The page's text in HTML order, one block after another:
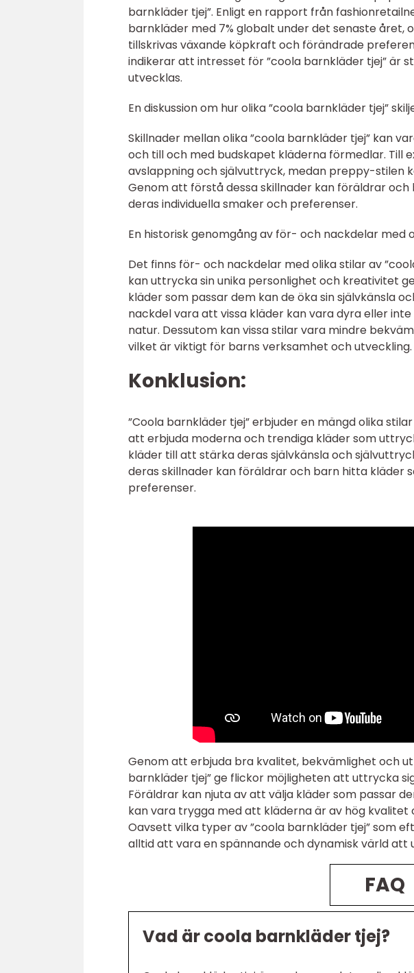
barnkläder tjej”. Enligt en rapport från
barnkläder med 7% globalt under det senaste året,
tillskrivas växande köpkraft och förändrade
indikerar att intresset för ”coola barnkläder tjej”
utvecklas.
En diskussion om hur olika ”coola barnkläder tjej”
Skillnader mellan olika ”coola barnkläder tjej” kan
och till och med budskapet kläderna förmedlar. Till
avslappning och självuttryck, medan preppy-stilen
Genom att förstå dessa skillnader kan föräldrar
deras individuella smaker och preferenser.
En historisk genomgång av för- och nackdelar med
Det finns för- och nackdelar med olika stilar av
kan uttrycka sin unika personlighet och kreativitet
kläder som passar dem kan de öka sin självkänsla
nackdel vara att vissa kläder kan vara dyra eller
natur. Dessutom kan vissa stilar vara mindre
vilket är viktigt för barns verksamhet och utveckling.
Konklusion:
”Coola barnkläder tjej” erbjuder en mängd olika
att erbjuda moderna och trendiga kläder som
kläder till att stärka deras självkänsla och
deras skillnader kan föräldrar och barn hitta kläder
preferenser.
Genom att erbjuda bra kvalitet, bekvämlighet och
barnkläder tjej” ge flickor möjligheten att uttrycka
Föräldrar kan njuta av att välja kläder som passar
kan vara trygga med att kläderna är av hög
Oavsett vilka typer av ”coola barnkläder tjej” som
alltid att vara en spännande och dynamisk värld att
FAQ
Vad är coola barnkläder tjej?